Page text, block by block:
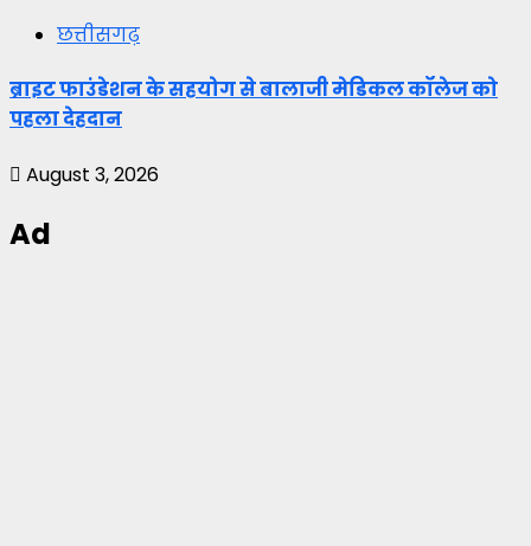
छत्तीसगढ़
ब्राइट फाउंडेशन के सहयोग से बालाजी मेडिकल कॉलेज को
पहला देहदान
August 3, 2026
Ad